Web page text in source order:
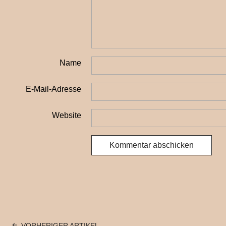
Name
E-Mail-Adresse
Website